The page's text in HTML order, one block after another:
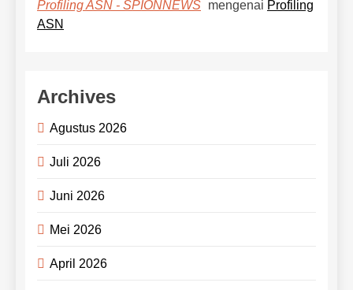
Profiling ASN - SPIONNEWS mengenai Profiling
ASN
Archives
Agustus 2026
Juli 2026
Juni 2026
Mei 2026
April 2026